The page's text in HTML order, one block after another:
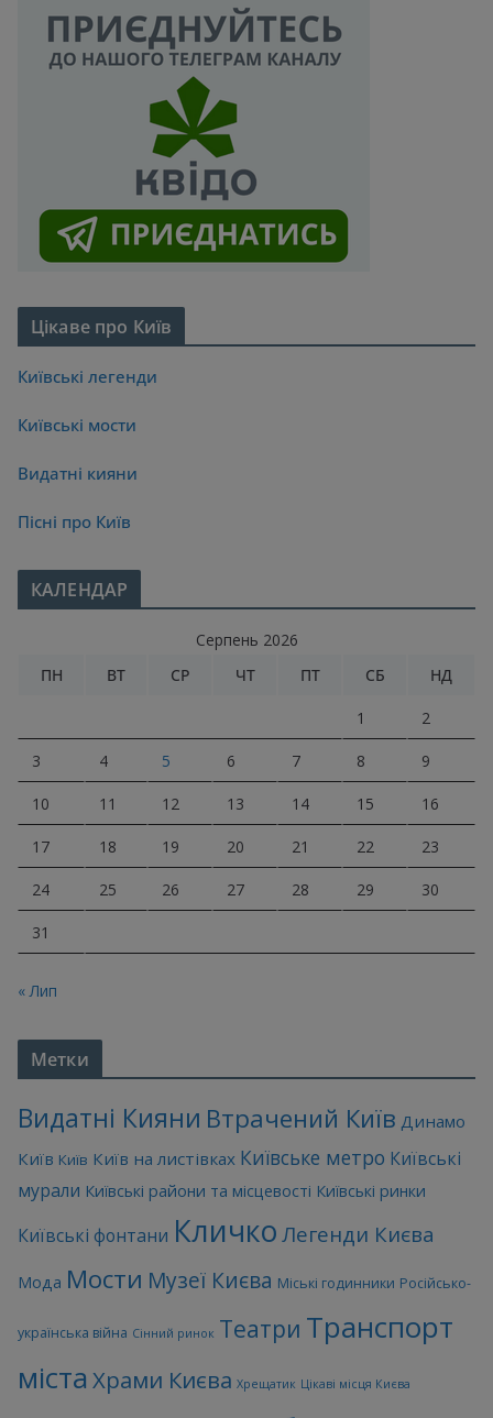
Цікаве про Київ
Київські легенди
Київські мости
Видатні кияни
Пісні про Київ
КАЛЕНДАР
Серпень 2026
ПН
ВТ СР ЧТ ПТ СБ НД
1 2
3 4 5 6 7 8 9
10 11 12 13 14 15 16
17 18 19 20 21 22 23
24 25 26 27 28 29 30
31
« Лип
Метки
Видатні Кияни Втрачений Київ Динамо
Київ Київ Київ на листівках Київське метро Київські
мурали Київські райони та місцевості Київські ринки
Київські фонтани Кличко Легенди Києва
Мода Мости Музеї Києва Міські годинники Російсько-
українська війна Сінний ринок Театри Транспорт
міста Храми Києва Хрещатик Цікаві місця Києва